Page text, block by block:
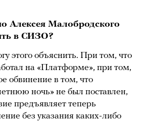
Алексея Малобродского
в СИЗО?
этого объяснить. При том, что
на «Платформе», при том,
обвинение в том, что
ночь» не был поставлен,
предъявляет теперь
без указания каких-либо